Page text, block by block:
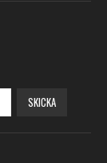
SKICKA